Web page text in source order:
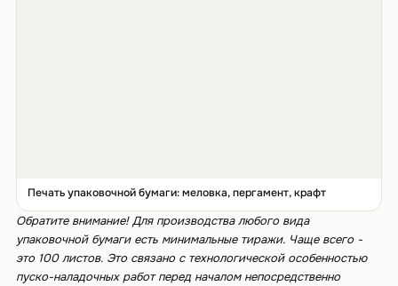
Печать упаковочной бумаги: меловка, пергамент, крафт
Обратите внимание! Для производства любого вида
упаковочной бумаги есть минимальные тиражи. Чаще всего -
это 100 листов. Это связано с технологической особенностью
пуско-наладочных работ перед началом непосредственно